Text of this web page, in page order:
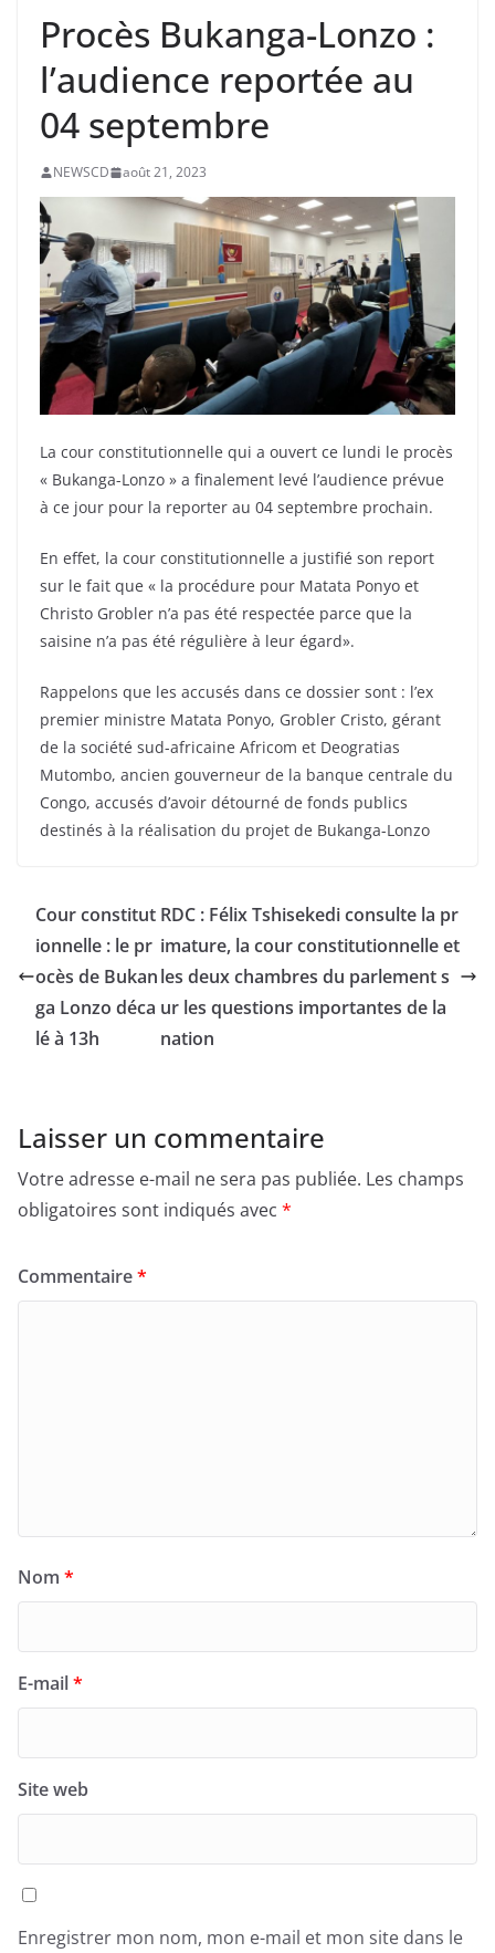
Procès Bukanga-Lonzo :
l’audience reportée au
04 septembre
NEWSCD août 21, 2023
La cour constitutionnelle qui a ouvert ce lundi le procès
« Bukanga-Lonzo » a finalement levé l’audience prévue
à ce jour pour la reporter au 04 septembre prochain.
En effet, la cour constitutionnelle a justifié son report
sur le fait que « la procédure pour Matata Ponyo et
Christo Grobler n’a pas été respectée parce que la
saisine n’a pas été régulière à leur égard».
Rappelons que les accusés dans ce dossier sont : l’ex
premier ministre Matata Ponyo, Grobler Cristo, gérant
de la société sud-africaine Africom et Deogratias
Mutombo, ancien gouverneur de la banque centrale du
Congo, accusés d’avoir détourné de fonds publics
destinés à la réalisation du projet de Bukanga-Lonzo
Cour constitut
ionnelle : le pr
ocès de Bukan
ga Lonzo déca
lé à 13h
RDC : Félix Tshisekedi consulte la pr
imature, la cour constitutionnelle et
les deux chambres du parlement s
ur les questions importantes de la
nation
Laisser un commentaire
Votre adresse e-mail ne sera pas publiée. Les champs
obligatoires sont indiqués avec *
Commentaire*
Nom *
E-mail*
Site web
Enregistrer mon nom, mon e-mail et mon site dans le